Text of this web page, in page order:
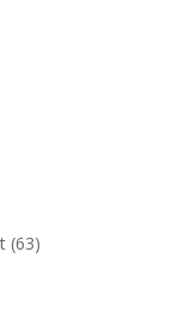
(63)